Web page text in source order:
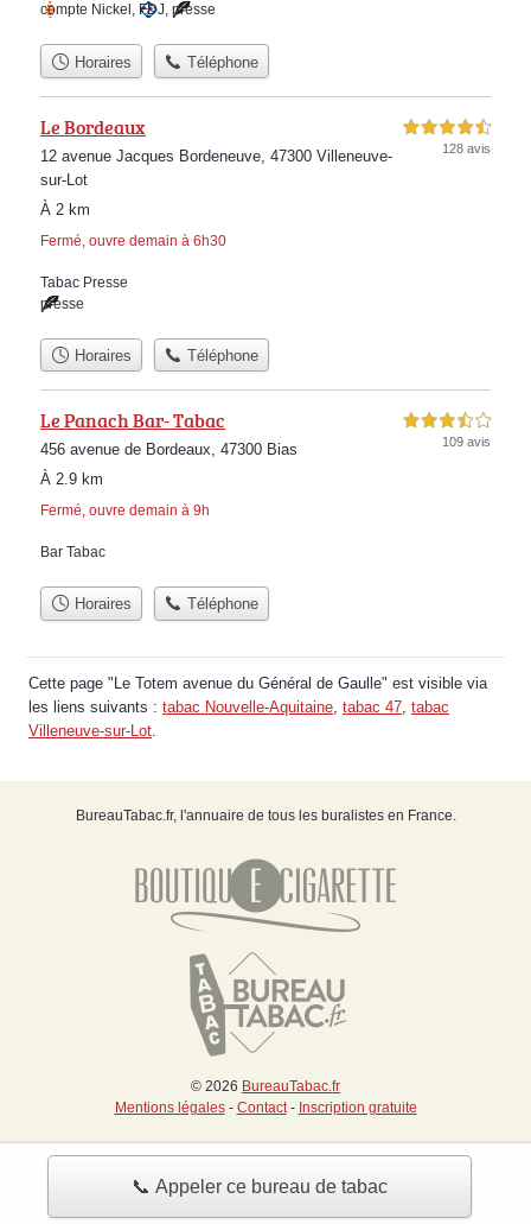
📞 Appeler ce bureau de tabac
compte Nickel , FDJ, presse
Horaires Téléphone
Le Bordeaux
12 avenue Jacques Bordeneuve, 47300 Villeneuve-
sur-Lot
À 2 km
Fermé, ouvre demain à 6h30
4,5 étoiles sur 5
128 avis
Tabac Presse
presse
Horaires Téléphone
Le Panach Bar- Tabac
456 avenue de Bordeaux, 47300 Bias
À 2.9 km
Fermé, ouvre demain à 9h
3,5 étoiles sur 5
109 avis
Bar Tabac
Horaires Téléphone
Cette page "Le Totem avenue du Général de Gaulle" est visible via
les liens suivants : tabac Nouvelle-Aquitaine tabac 47 tabac
Villeneuve-sur-Lot
BureauTabac.fr, l'annuaire de tous les buralistes en France.
© 2026 BureauTabac.fr
Mentions légales- Contact- Inscription gratuite